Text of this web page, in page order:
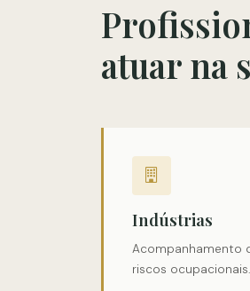
atuar na
Indústrias
Acompanhamento
riscos ocupacionais.